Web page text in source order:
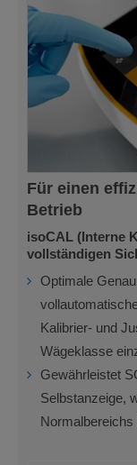
Für einen
Betrieb
isoCAL (Interne
vollständigen
Optimale
Kalibrier- und
Wägeklasse
Gewährleistet
Selbstanzeige,
Normalbereichs